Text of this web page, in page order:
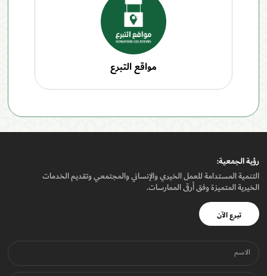
مواقع التبرع
رؤيـة الجمعيـة:
التنمية المستدامة للعمل الخيري والإنساني والمجتمعي وتقديم الخدمات
الخيرية المتميزة وفق أرقى الممارسات.
تبرع الآن
الاسم